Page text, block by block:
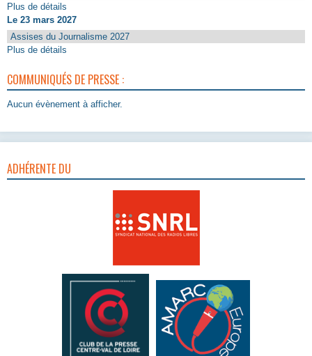
Plus de détails
Le 23 mars 2027
Assises du Journalisme 2027
Plus de détails
COMMUNIQUÉS DE PRESSE :
Aucun évènement à afficher.
ADHÉRENTE DU